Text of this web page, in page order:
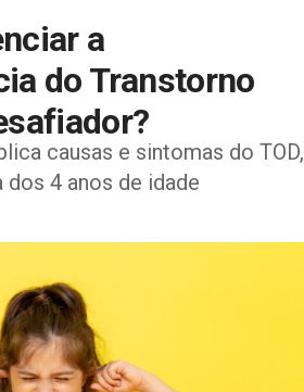
a
do Transtorno
causas e sintomas do TOD,
4 anos de idade